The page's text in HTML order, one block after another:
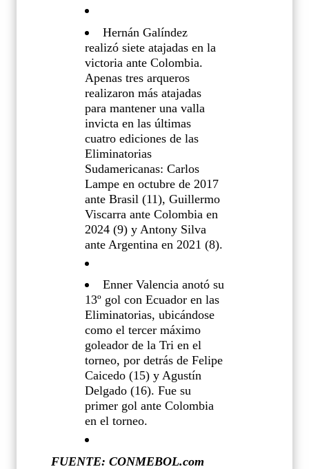
Hernán Galíndez
realizó siete atajadas en la
victoria ante Colombia.
Apenas tres arqueros
realizaron más atajadas
para mantener una valla
invicta en las últimas
cuatro ediciones de las
Eliminatorias
Sudamericanas: Carlos
Lampe en octubre de 2017
ante Brasil (11), Guillermo
Viscarra ante Colombia en
2024 (9) y Antony Silva
ante Argentina en 2021 (8).
Enner Valencia anotó su
13º gol con Ecuador en las
Eliminatorias, ubicándose
como el tercer máximo
goleador de la Tri en el
torneo, por detrás de Felipe
Caicedo (15) y Agustín
Delgado (16). Fue su
primer gol ante Colombia
en el torneo.
FUENTE: CONMEBOL.com